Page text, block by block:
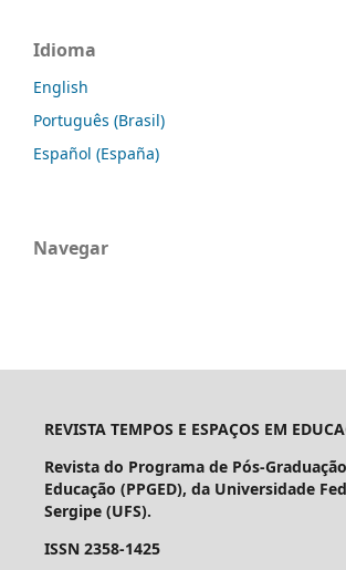
Idioma
English
Português (Brasil)
Español (España)
Navegar
REVISTA TEMPOS E ESPAÇOS EM
Revista do Programa de Pós-
Educação (PPGED), da Universidade
Sergipe (UFS).
ISSN 2358-1425